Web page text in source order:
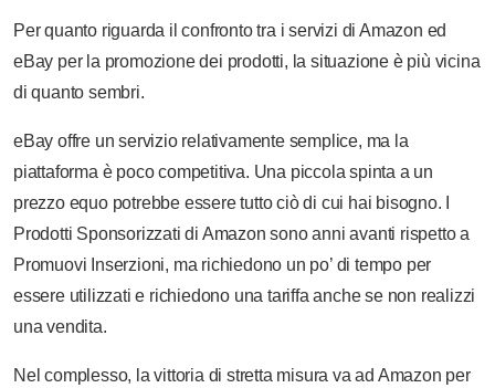
Per quanto riguarda il confronto tra i servizi di Amazon ed
eBay per la promozione dei prodotti, la situazione è più vicina
di quanto sembri.
eBay offre un servizio relativamente semplice, ma la
piattaforma è poco competitiva. Una piccola spinta a un
prezzo equo potrebbe essere tutto ciò di cui hai bisogno. I
Prodotti Sponsorizzati di Amazon sono anni avanti rispetto a
Promuovi Inserzioni, ma richiedono un po’ di tempo per
essere utilizzati e richiedono una tariffa anche se non realizzi
una vendita.
Nel complesso, la vittoria di stretta misura va ad Amazon per